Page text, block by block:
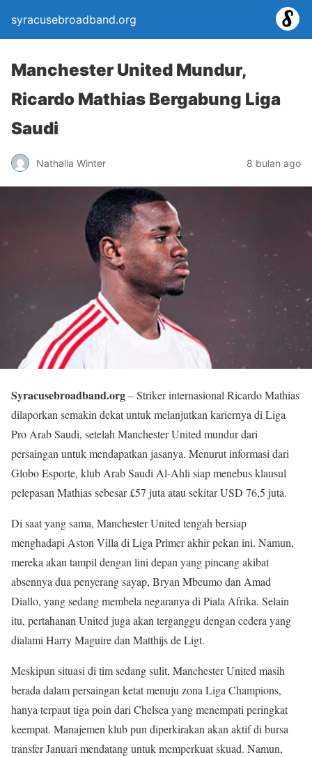
syracusebroadband.org
Manchester United Mundur,
Ricardo Mathias Bergabung Liga
Saudi
Nathalia Winter 8 bulan ago
Syracusebroadband.org– Striker internasional Ricardo Mathias
dilaporkan semakin dekat untuk melanjutkan kariernya di Liga
Pro Arab Saudi, setelah Manchester United mundur dari
persaingan untuk mendapatkan jasanya. Menurut informasi dari
Globo Esporte, klub Arab Saudi Al-Ahli siap menebus klausul
pelepasan Mathias sebesar £57 juta atau sekitar USD 76,5 juta.
Di saat yang sama, Manchester United tengah bersiap
menghadapi Aston Villa di Liga Primer akhir pekan ini. Namun,
mereka akan tampil dengan lini depan yang pincang akibat
absennya dua penyerang sayap, Bryan Mbeumo dan Amad
Diallo, yang sedang membela negaranya di Piala Afrika. Selain
itu, pertahanan United juga akan terganggu dengan cedera yang
dialami Harry Maguire dan Matthijs de Ligt.
Meskipun situasi di tim sedang sulit, Manchester United masih
berada dalam persaingan ketat menuju zona Liga Champions,
hanya terpaut tiga poin dari Chelsea yang menempati peringkat
keempat. Manajemen klub pun diperkirakan akan aktif di bursa
transfer Januari mendatang untuk memperkuat skuad. Namun,